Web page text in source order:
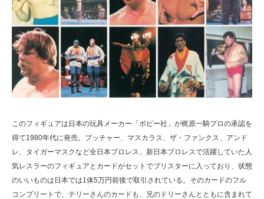
このフィギュアは日本の玩具メーカー「ポピー社」が梶原一騎プロの承認を
得て1980年代に発売。ブッチャー、マスカラス、ザ・ファンクス、アンド
レ、タイガーマスクなど全日本プロレス、新日本プロレスで活躍していた人
気レスラーのフィギュアとカードがセットでブリスターに入っており、状態
のいいものは日本では1体5万円前後で取引されている。そのカードのフル
コンプリートで、テリーさんのカードも、兄のドリーさんとともに含まれて